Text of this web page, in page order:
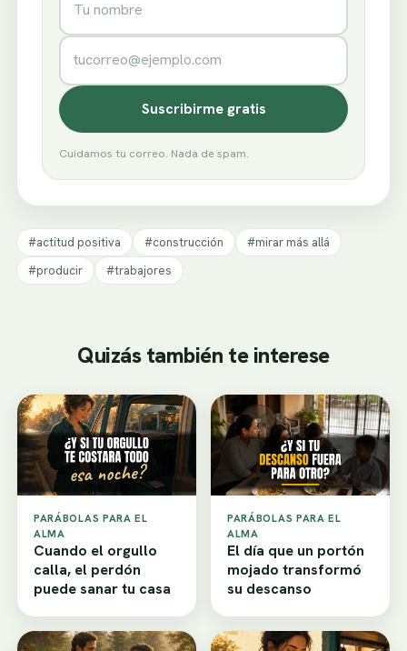
Correo electrónico
Suscribirme gratis
Cuidamos tu correo. Nada de spam.
#actitud positiva #construcción
#mirar más allá
#producir
#trabajores
Quizás también te interese
PARÁBOLAS PARA EL
ALMA
Cuando el orgullo
calla, el perdón
puede sanar tu casa
PARÁBOLAS PARA EL
ALMA
El día que un portón
mojado transformó
su descanso